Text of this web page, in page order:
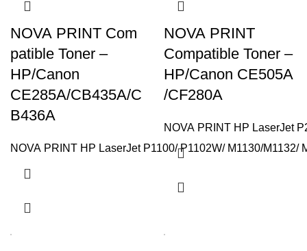
NOVA PRINT Com
patible Toner –
HP/Canon
CE285A/CB435A/C
B436A
NOVA PRINT HP LaserJet P1100/ P1102W/ M1130/
NOVA PRINT
Compatible Toner –
HP/Canon CE505A
/CF280A
NOVA PRINT HP LaserJet